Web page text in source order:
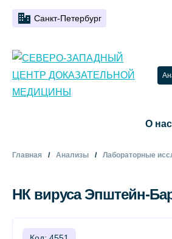
Санкт-Петербург
О нас
Главная Анализы Лабораторные
НК вируса Эпштейн-